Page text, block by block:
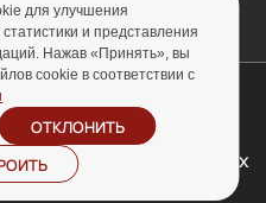
г. УНП 691302759
Отзыв согласия на
обработку персональных
для улучшения
и представления
Нажав «Принять», вы
cookie в соответствии с
ОТКЛОНИТЬ